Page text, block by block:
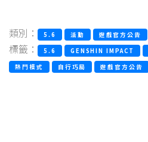
類別： 5.6 活動 遊戲官方公告
標籤： 5.6 GENSHIN IMPACT
熱鬥模式
自行巧局 遊戲官方公告